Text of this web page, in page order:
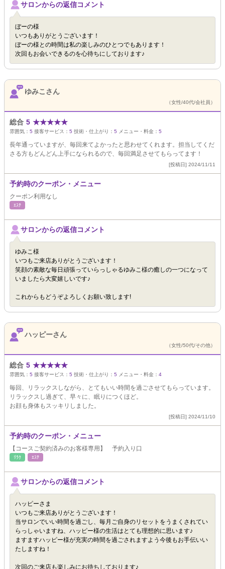
サロンからの返信コメント
ぼーの様
いつもありがとうございます！
ぼーの様との時間は私の楽しみのひとつでもあります！
次回もお会いできるのを心待ちにしております♪
ゆみこさん
（女性/40代/会社員）
総合 5 ★★★★★
雰囲気： 5 接客サービス： 5 技術・仕上がり： 5 メニュー・料金： 5
長年通っていますが、毎回来てよかったと思わせてくれます。担当してくだ
さる方もどんどん上手になられるので、毎回満足させてもらってます！
[投稿日] 2024/11/11
予約時のクーポン・メニュー
クーポン利用なし
ｴｽﾃ
サロンからの返信コメント
ゆみこ様
いつもご来店ありがとうございます！
笑顔の素敵な毎日頑張っていらっしゃるゆみこ様の癒しの一つになって
いましたら大変嬉しいです♪
これからもどうぞよろしくお願い致します!
ハッピーさん
（女性/50代/その他）
総合 5 ★★★★★
雰囲気： 5 接客サービス： 5 技術・仕上がり： 5 メニュー・料金： 4
毎回、リラックスしながら、とてもいい時間を過ごさせてもらっています。
リラックスし過ぎて、早々に、眠りにつくほど。
お顔も身体もスッキリしました。
[投稿日] 2024/11/10
予約時のクーポン・メニュー
【コースご契約済みのお客様専用】 予約入り口
ﾘﾗｸ ｴｽﾃ
サロンからの返信コメント
ハッピーさま
いつもご来店ありがとうございます！
当サロンでいい時間を過ごし、毎月ご自身のリセットをうまくされてい
らっしゃいますね、ハッピー様の生活はとても理想的に思います♪
ますますハッピー様が充実の時間を過ごされますよう今後もお手伝いい
たしますね！
次回のご来店も楽しみにお待ちしております♪